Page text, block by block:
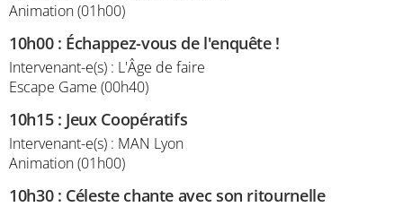
Animation (01h00)
10h00: Échappez-vous de l'enquête !
Intervenant-e(s) : L'Âge de faire
Escape Game (00h40)
10h15: Jeux Coopératifs
Intervenant-e(s) : MAN Lyon
Animation (01h00)
10h30: Céleste chante avec son ritournelle